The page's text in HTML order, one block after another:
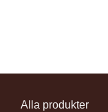
Alla produkter